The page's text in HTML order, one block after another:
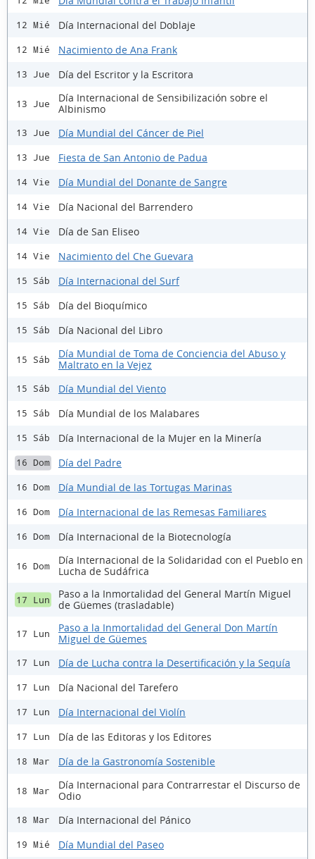
12 Mié Día Internacional del Doblaje
12 Mié Nacimiento de Ana Frank
13 Jue Día del Escritor y la Escritora
13 Jue
Día Internacional de Sensibilización sobre el
Albinismo
13 Jue Día Mundial del Cáncer de Piel
13 Jue Fiesta de San Antonio de Padua
14 Vie Día Mundial del Donante de Sangre
14 Vie Día Nacional del Barrendero
14 Vie Día de San Eliseo
14 Vie Nacimiento del Che Guevara
15 Sáb Día Internacional del Surf
15 Sáb Día del Bioquímico
15 Sáb Día Nacional del Libro
15 Sáb
Día Mundial de Toma de Conciencia del Abuso y
Maltrato en la Vejez
15 Sáb Día Mundial del Viento
15 Sáb Día Mundial de los Malabares
15 Sáb Día Internacional de la Mujer en la Minería
16 Dom Día del Padre
16 Dom Día Mundial de las Tortugas Marinas
16 Dom Día Internacional de las Remesas Familiares
16 Dom Día Internacional de la Biotecnología
16 Dom
Día Internacional de la Solidaridad con el Pueblo en
Lucha de Sudáfrica
17 Lun
Paso a la Inmortalidad del General Martín Miguel
de Güemes (trasladable)
17 Lun
Paso a la Inmortalidad del General Don Martín
Miguel de Güemes
17 Lun Día de Lucha contra la Desertificación y la Sequía
17 Lun Día Nacional del Tarefero
17 Lun Día Internacional del Violín
17 Lun Día de las Editoras y los Editores
18 Mar Día de la Gastronomía Sostenible
18 Mar
Día Internacional para Contrarrestar el Discurso de
Odio
18 Mar Día Internacional del Pánico
19 Mié Día Mundial del Paseo